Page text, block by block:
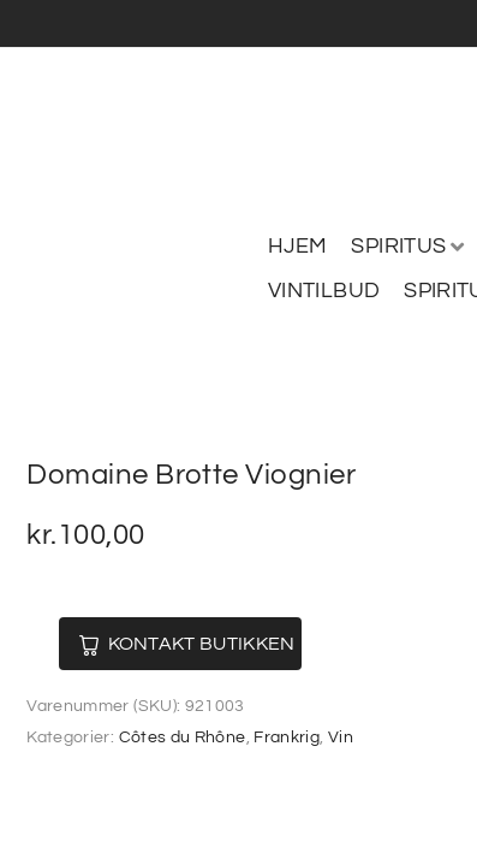
HJEM SPIRITUS
VINTILBUD
Domaine Brotte Viognier
kr. 100,00
KONTAKT BUTIKKEN
Varenummer (SKU): 921003
Kategorier: Côtes du Rhône, Frankrig, Vin